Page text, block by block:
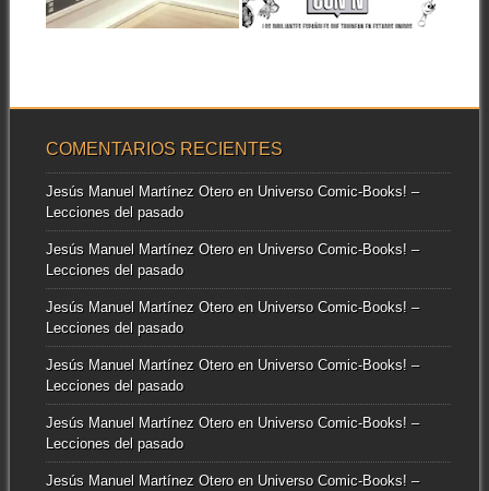
CATÁLOGO DE LA
▶
Superhéroes con Ñ. Los
COMENTARIOS RECIENTES
Jesús Manuel Martínez Oteroen Universo Comic-Books! –
Lecciones del pasado
Jesús Manuel Martínez Oteroen Universo Comic-Books! –
Lecciones del pasado
Jesús Manuel Martínez Oteroen Universo Comic-Books! –
Lecciones del pasado
Jesús Manuel Martínez Oteroen Universo Comic-Books! –
Lecciones del pasado
Jesús Manuel Martínez Oteroen Universo Comic-Books! –
Lecciones del pasado
Jesús Manuel Martínez Oteroen Universo Comic-Books! –